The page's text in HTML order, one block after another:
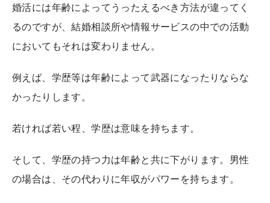
婚活には年齢によってうったえるべき方法が違ってく
るのですが、結婚相談所や情報サービスの中での活動
においてもそれは変わりません。
例えば、学歴等は年齢によって武器になったりならな
かったりします。
若ければ若い程、学歴は意味を持ちます。
そして、学歴の持つ力は年齢と共に下がります。男性
の場合は、その代わりに年収がパワーを持ちます。